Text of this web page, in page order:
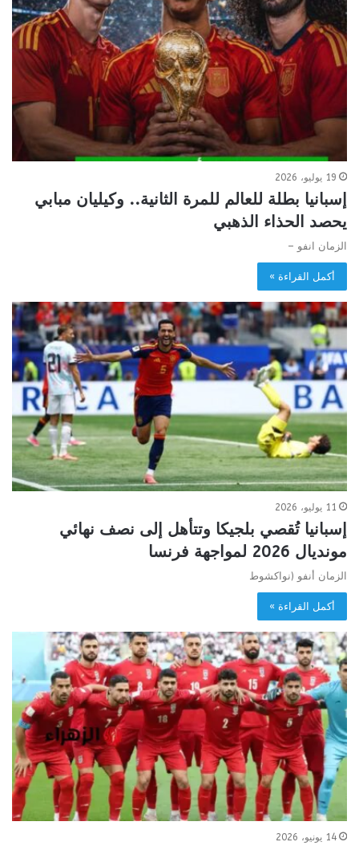
19 يوليو، 2026
إسبانيا بطلة للعالم للمرة الثانية.. وكيليان مبابي
يحصد الحذاء الذهبي
الزمان انفو –
أكمل القراءة »
11 يوليو، 2026
إسبانيا تُقصي بلجيكا وتتأهل إلى نصف نهائي
مونديال 2026 لمواجهة فرنسا
الزمان أنفو (نواكشوط
أكمل القراءة »
14 يونيو، 2026